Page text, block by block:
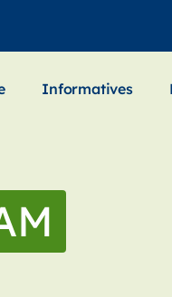
Informatives